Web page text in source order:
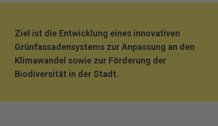
Ziel ist die Entwicklung eines innovativen
Grünfassadensystems zur Anpassung an den
Klimawandel sowie zur Förderung der
Biodiversität in der Stadt.